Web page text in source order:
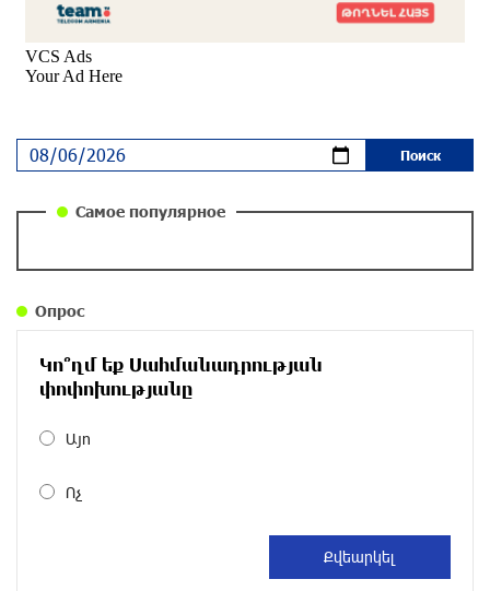
и чего на самом деле ожидает общество?
парламентского бойкота оппозиции - пустая
повестка дня? «Паст»
30 дней назад
Размик Марукян стал обладателем бронзовой
избежать энергодефицита в Армении: Алексей
Самое популярное
Опрос
Կո՞ղմ եք Սահմանադրության
փոփոխությանը
Այո
Ոչ